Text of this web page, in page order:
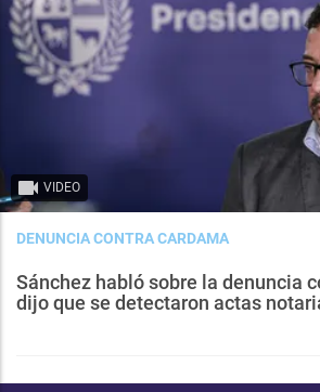
VIDEO
DENUNCIA CONTRA CARDAMA
Sánchez habló sobre la denuncia
dijo que se detectaron actas